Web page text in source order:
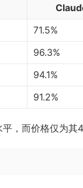
71.5%
96.3%
94.1%
91.2%
，而价格仅为其